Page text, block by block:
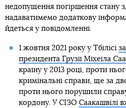
недопущення погіршення стану
надаватимемо додаткову
йдеться у повідомленні.
1 жовтня 2021 року у Тбілісі
президента Грузії Міхеіла
країну у 2013 році, проти
кримінальні справи, ще за
проти нього порушили
кордону. У СІЗО Саакашвілі